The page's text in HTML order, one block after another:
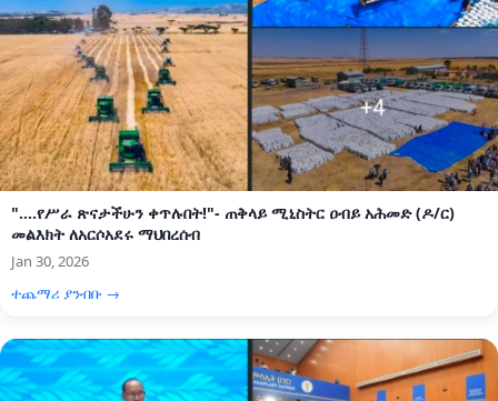
"....የሥራ ጽናታችሁን ቀጥሉበት!"- ጠቅላይ ሚኒስትር ዐብይ አሕመድ (ዶ/ር)
መልእክት ለአርሶአደሩ ማህበረሰብ
Jan 30, 2026
ተጨማሪ ያንብቡ →